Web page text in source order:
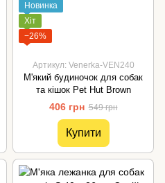
Новинка
Хіт
−26%
Артикул: Venerka-VEN240
М'який будиночок для собак
та кішок Pet Hut Brown
406 грн 549 грн
Купити